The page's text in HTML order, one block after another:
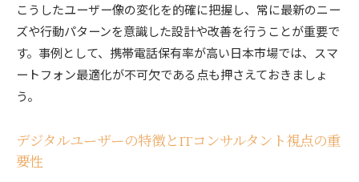
法
ITコンサルタントの実践例に学ぶUX向上策
ITコンサルタント視点で見るUIUXの本質
ITコンサルタントが語るUIUXの本質的な意味
こうしたユーザー像の変化を的確に把握し、常に最新のニー
ズや行動パターンを意識した設計や改善を行うことが重要で
す。事例として、携帯電話保有率が高い日本市場では、スマ
ートフォン最適化が不可欠である点も押さえておきましょ
う。
デジタルユーザーの特徴とITコンサルタント視点の重
要性